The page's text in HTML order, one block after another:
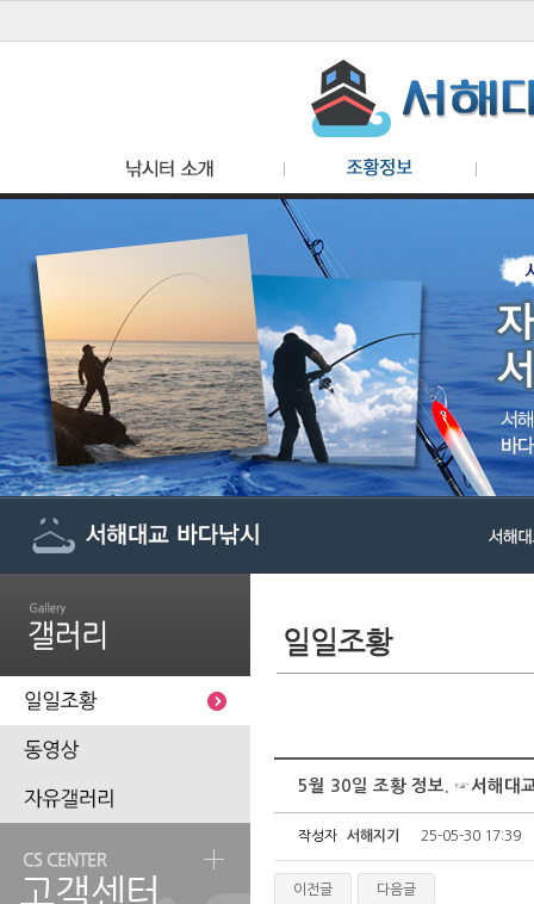
5월 30일 조황 정보. ☞서해대
작성자 서해지기 25-05-30 17:39
이전글 다음글